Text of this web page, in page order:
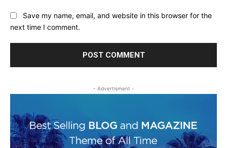
Save my name, email, and website in this browser for the
next time I comment.
- Advertisment -